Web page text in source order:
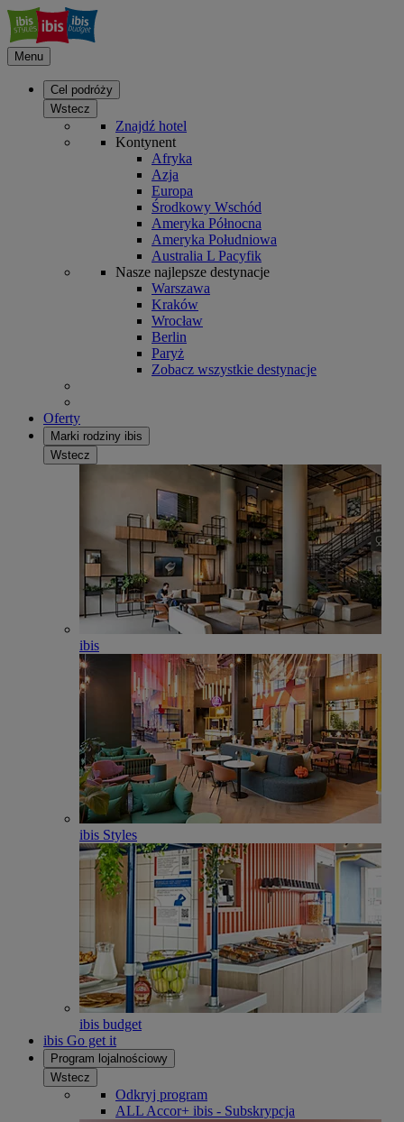
Menu
Cel podróży
Wstecz
Znajdź hotel
Kontynent
Afryka
Azja
Europa
Środkowy Wschód
Ameryka Północna
Ameryka Południowa
Australia L Pacyfik
Nasze najlepsze destynacje
Warszawa
Kraków
Wrocław
Berlin
Paryż
Zobacz wszystkie destynacje
Oferty
Marki rodziny ibis
Wstecz
ibis
ibis Styles
ibis budget
ibis Go get it
Program lojalnościowy
Wstecz
Odkryj program
ALL Accor+ ibis - Subskrypcja